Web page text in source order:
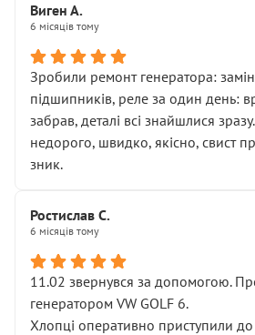
Виген А.
6 місяців тому
Зробили ремонт генератора:
підшипників, реле за один день:
забрав, деталі всі знайшлися
недорого, швидко, якісно, свист
зник.
Ростислав С.
6 місяців тому
11.02 звернувся за допомогою.
генератором VW GOLF 6.
Хлопці оперативно приступили